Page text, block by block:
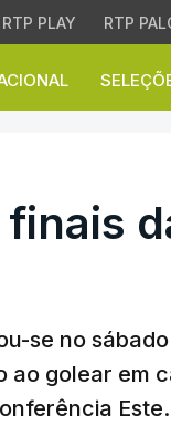
RTP PLAY RTP
da
se no
ao golear em
Este.